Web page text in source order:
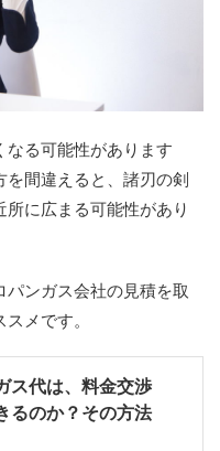
る可能性があります
間違えると、諸刃の剣
に広まる可能性があり
ンガス会社の見積を取
メです。
ス代は、料金交渉
るのか？その方法